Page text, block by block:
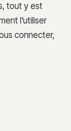
tout y est
l’utiliser
connecter,